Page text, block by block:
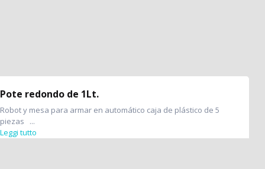
Pote redondo de 1Lt.
Robot y mesa para armar en automático caja de plástico de 5
piezas ...
Leggi tutto